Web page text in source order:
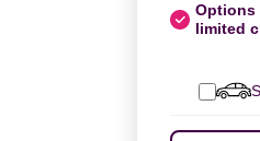
Options
limited